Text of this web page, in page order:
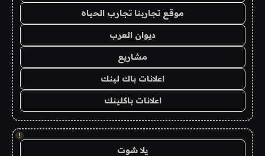
موقع تجاربنا تجارب الحياه
ديوان العرب
مشاريع
اعلانات باك لينك
اعلانات باكلينك
!
يلا شوت